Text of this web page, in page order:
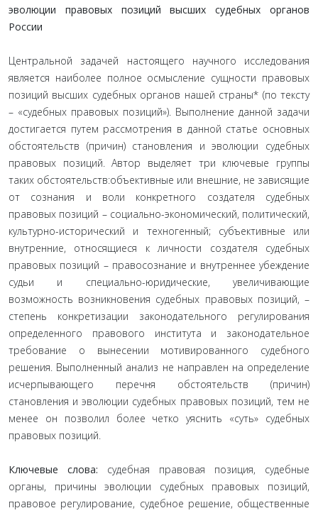
эволюции правовых позиций высших судебных органов
России
Центральной задачей настоящего научного исследования
является наиболее полное осмысление сущности правовых
позиций высших судебных органов нашей страны* (по тексту
– «судебных правовых позиций»). Выполнение данной задачи
достигается путем рассмотрения в данной статье основных
обстоятельств (причин) становления и эволюции судебных
правовых позиций. Автор выделяет три ключевые группы
таких обстоятельств:объективные или внешние, не зависящие
от сознания и воли конкретного создателя судебных
правовых позиций – социально-экономический, политический,
культурно-исторический и техногенный; субъективные или
внутренние, относящиеся к личности создателя судебных
правовых позиций – правосознание и внутреннее убеждение
судьи и специально-юридические, увеличивающие
возможность возникновения судебных правовых позиций, –
степень конкретизации законодательного регулирования
определенного правового института и законодательное
требование о вынесении мотивированного судебного
решения. Выполненный анализ не направлен на определение
исчерпывающего перечня обстоятельств (причин)
становления и эволюции судебных правовых позиций, тем не
менее он позволил более четко уяснить «суть» судебных
правовых позиций.
Ключевые слова: судебная правовая позиция, судебные
органы, причины эволюции судебных правовых позиций,
правовое регулирование, судебное решение, общественные